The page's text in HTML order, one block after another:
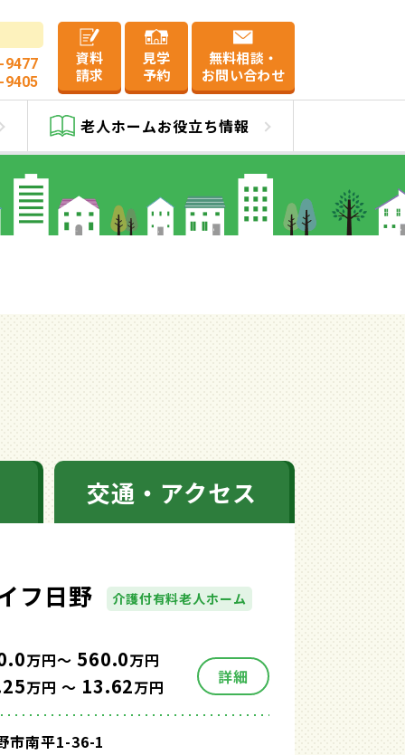
9477
9405
資料
請求
見学
予約
無料相談・
お問い合わせ
老人ホームお役立ち情報
交通・アクセス
フ日野 介護付有料老人ホーム
万円～ 560.0万円
万円 ～ 13.62万円 詳細
市南平1-36-1